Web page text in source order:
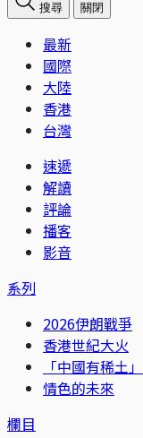
搜尋 關閉
最新
國際
大陸
香港
台灣
速遞
解讀
評論
播客
影音
系列
2026伊朗戰爭
香港世紀大火
「中國有稀土」
情色的未來
欄目